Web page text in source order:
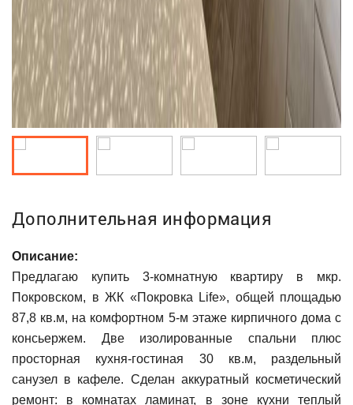
Дополнительная информация
Описание:
Предлагаю купить 3-комнатную квартиру в мкр.
Покровском, в ЖК «Покровка Life», общей площадью
87,8 кв.м, на комфортном 5-м этаже кирпичного дома с
консьержем. Две изолированные спальни плюс
просторная кухня-гостиная 30 кв.м, раздельный
санузел в кафеле. Сделан аккуратный косметический
ремонт: в комнатах ламинат, в зоне кухни теплый